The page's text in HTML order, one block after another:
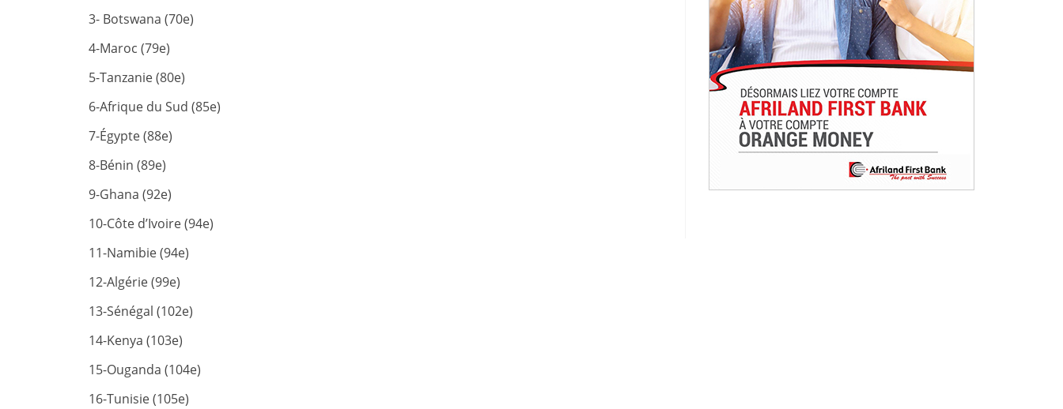
3- Botswana (70e)
4-Maroc (79e)
5-Tanzanie (80e)
6-Afrique du Sud (85e)
7-Égypte (88e)
8-Bénin (89e)
9-Ghana (92e)
10-Côte d’Ivoire (94e)
11-Namibie (94e)
12-Algérie (99e)
13-Sénégal (102e)
14-Kenya (103e)
15-Ouganda (104e)
16-Tunisie (105e)